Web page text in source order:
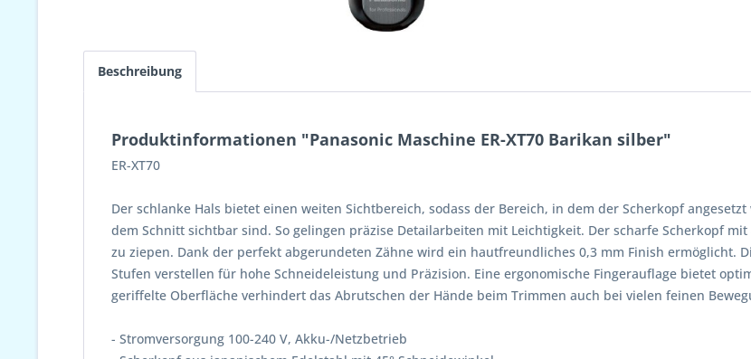
Beschreibung
Produktinformationen "Panasonic Maschine ER-XT70 Barikan silber"
ER-XT70
Der schlanke Hals bietet einen weiten Sichtbereich, sodass der Bereich, in dem der Scherkopf
dem Schnitt sichtbar sind. So gelingen präzise Detailarbeiten mit Leichtigkeit. Der scharfe Scherkopf
zu ziepen. Dank der perfekt abgerundeten Zähne wird ein hautfreundliches 0,3 mm Finish ermöglicht.
Stufen verstellen für hohe Schneideleistung und Präzision. Eine ergonomische Fingerauflage bietet
geriffelte Oberfläche verhindert das Abrutschen der Hände beim Trimmen auch bei vielen feinen
- Stromversorgung 100-240 V, Akku-/Netzbetrieb